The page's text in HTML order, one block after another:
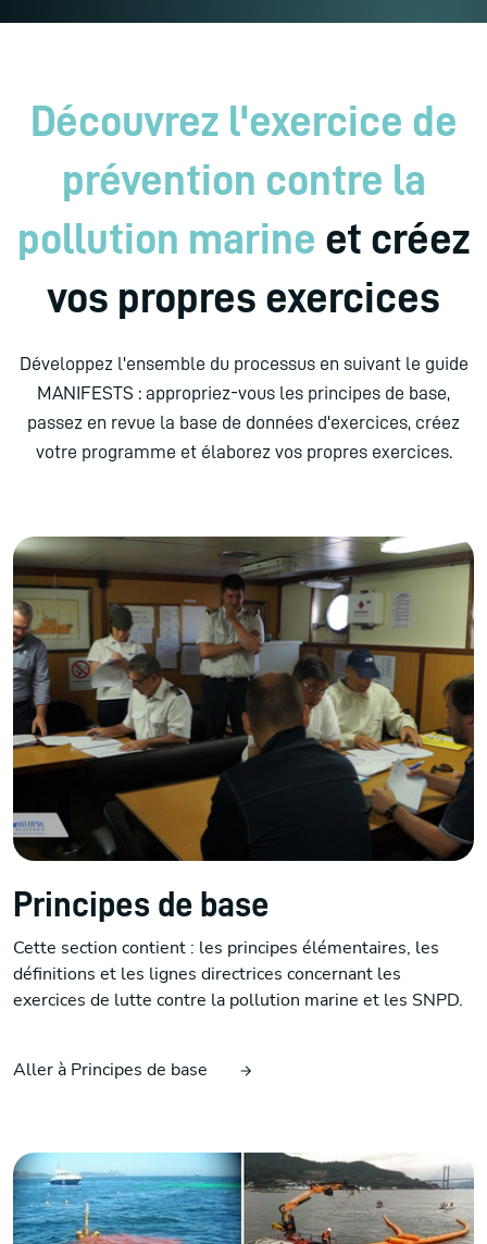
Découvrez l'exercice de
prévention contre la
pollution marine et créez
vos propres exercices
Développez l'ensemble du processus en suivant le guide
MANIFESTS : appropriez-vous les principes de base,
passez en revue la base de données d'exercices, créez
votre programme et élaborez vos propres exercices.
Principes de base
Cette section contient : les principes élémentaires, les
définitions et les lignes directrices concernant les
exercices de lutte contre la pollution marine et les SNPD.
Aller à Principes de base